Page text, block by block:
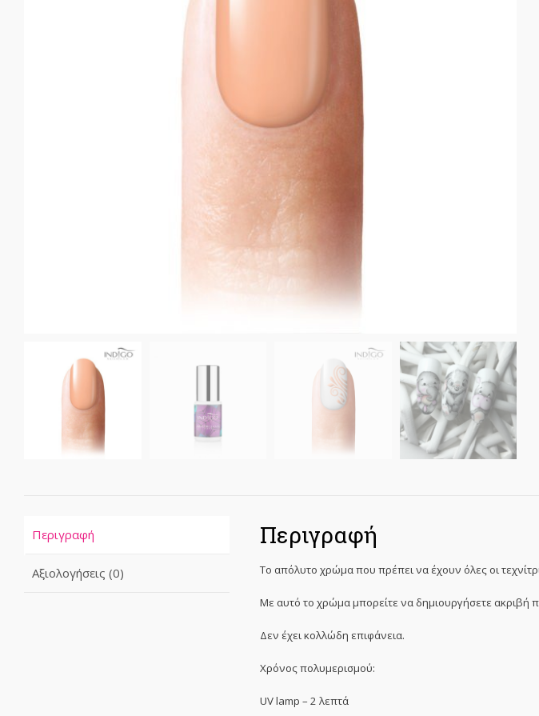
Περιγραφή
Αξιολογήσεις (0)
Περιγραφή
Το απόλυτο χρώμα που πρέπει να έχουν όλες οι
Με αυτό το χρώμα μπορείτε να δημιουργήσετε ακριβή
Δεν έχει κολλώδη επιφάνεια.
Χρόνος πολυμερισμού:
UV lamp – 2 λεπτά